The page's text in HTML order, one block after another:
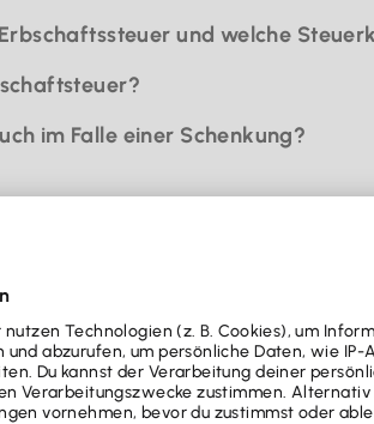
und welche
im Falle einer Schenkung?
zu beachten?
Bestandteil eines Erbes